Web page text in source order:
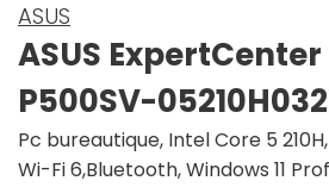
ASUS
ASUS ExpertCenter
P500SV-
Pc bureautique, Intel Core 5 210H,
Wi-Fi 6,Bluetooth, Windows 11